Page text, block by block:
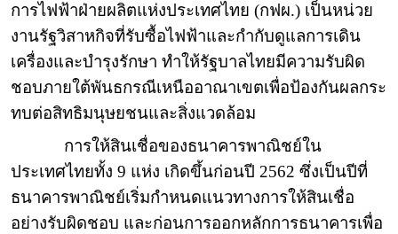
การไฟฟ้าฝ่ายผลิตแห่งประเทศไทย (กฟผ.) เป็นหน่วย
งานรัฐวิสาหกิจที่รับซื้อไฟฟ้าและกำกับดูแลการเดิน
เครื่องและบำรุงรักษา ทำให้รัฐบาลไทยมีความรับผิด
ชอบภายใต้พันธกรณีเหนืออาณาเขตเพื่อป้องกันผลกระ
ทบต่อสิทธิมนุษยชนและสิ่งแวดล้อม
การให้สินเชื่อของธนาคารพาณิชย์ใน
ประเทศไทยทั้ง 9 แห่ง เกิดขึ้นก่อนปี 2562 ซึ่งเป็นปีที่
ธนาคารพาณิชย์เริ่มกำหนดแนวทางการให้สินเชื่อ
อย่างรับผิดชอบ และก่อนการออกหลักการธนาคารเพื่อ